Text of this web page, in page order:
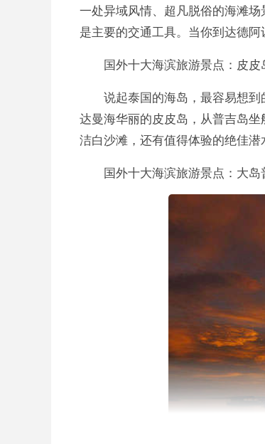
一处异域风情、超凡脱俗的海滩
是主要的交通工具。当你到达德
国外十大海滨旅游景点：皮皮
说起泰国的海岛，最容易想
达曼海华丽的皮皮岛，从普吉岛
洁白沙滩，还有值得体验的绝佳潜
国外十大海滨旅游景点：大